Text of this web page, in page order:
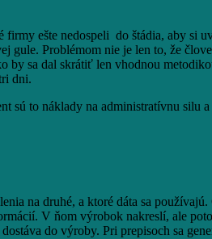
ešte nedospeli do štádia, aby si
gule. Problémom nie je len to, že
sa dal skrátiť len vhodnou
dni.
sú to náklady na administratívnu silu
na druhé, a ktoré dáta sa
V ňom výrobok nakreslí, ale
do výroby. Pri prepisoch sa